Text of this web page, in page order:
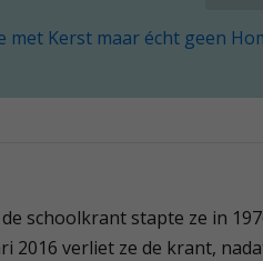
met Kerst maar écht geen
schoolkrant stapte ze in
2016 verliet ze de krant,